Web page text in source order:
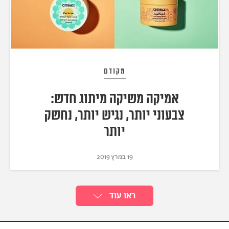
מקודם
אמיקה משיקה מיתוג חדש:
צבעוני יותר, נגיש יותר, נחשק
יותר
19 במרץ 2019
ראו עוד